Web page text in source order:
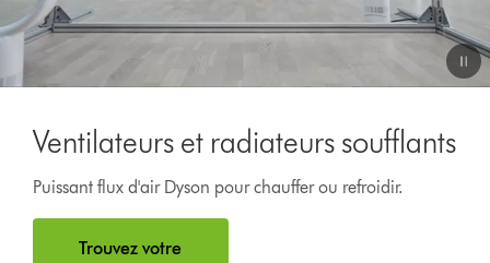
Ventilateurs et radiateurs soufflants
Puissant flux d'air Dyson pour chauffer ou refroidir.
Trouvez votre